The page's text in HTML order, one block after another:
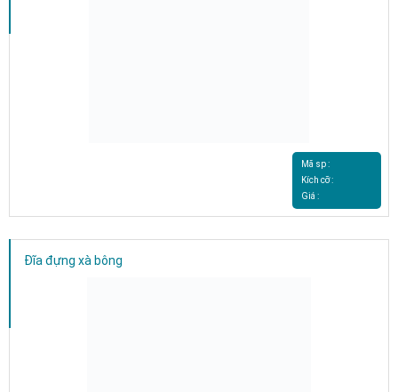
Mã sp :
Kích cỡ :
Giá :
Đĩa đựng xà bông